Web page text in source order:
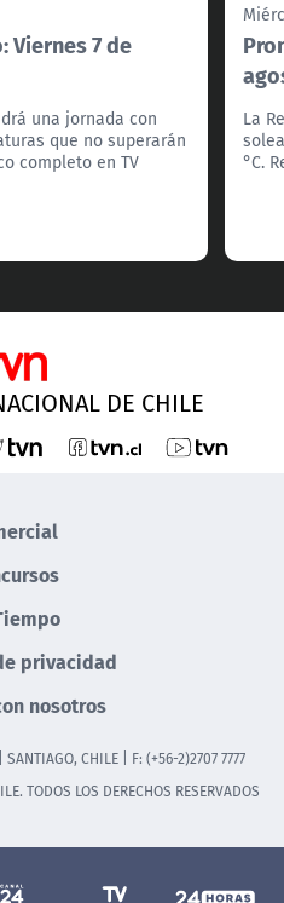
7 de
una jornada con
que no superarán
completo en TV
La
°C.
DE CHILE
privacidad
nosotros
CHILE | F: (+56-2)2707 7777
TODOS LOS DERECHOS RESERVADOS